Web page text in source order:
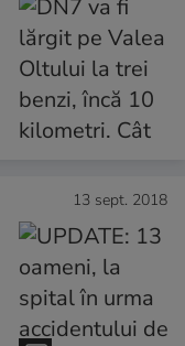
13 sept. 2018